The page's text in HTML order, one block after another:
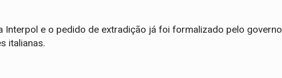
Interpol e o pedido de extradição já foi formalizado pelo governo
italianas.